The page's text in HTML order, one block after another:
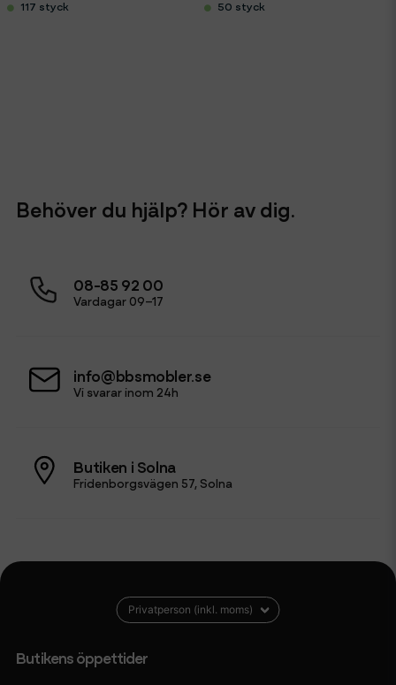
117 styck 50 styck
Behöver du hjälp? Hör av dig.
08-85 92 00
Vardagar 09–17
info@bbsmobler.se
Vi svarar inom 24h
Butiken i Solna
Fridenborgsvägen 57, Solna
Butikens öppettider